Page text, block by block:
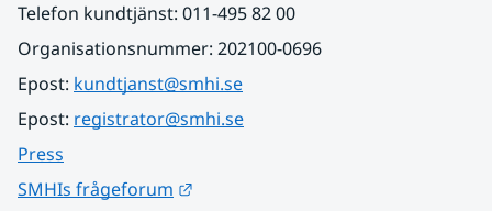
Telefon kundtjänst: 011-495 82 00
Organisationsnummer: 202100-0696
Epost: kundtjanst@smhi.se
Epost: registrator@smhi.se
Press
SMHIs frågeforum